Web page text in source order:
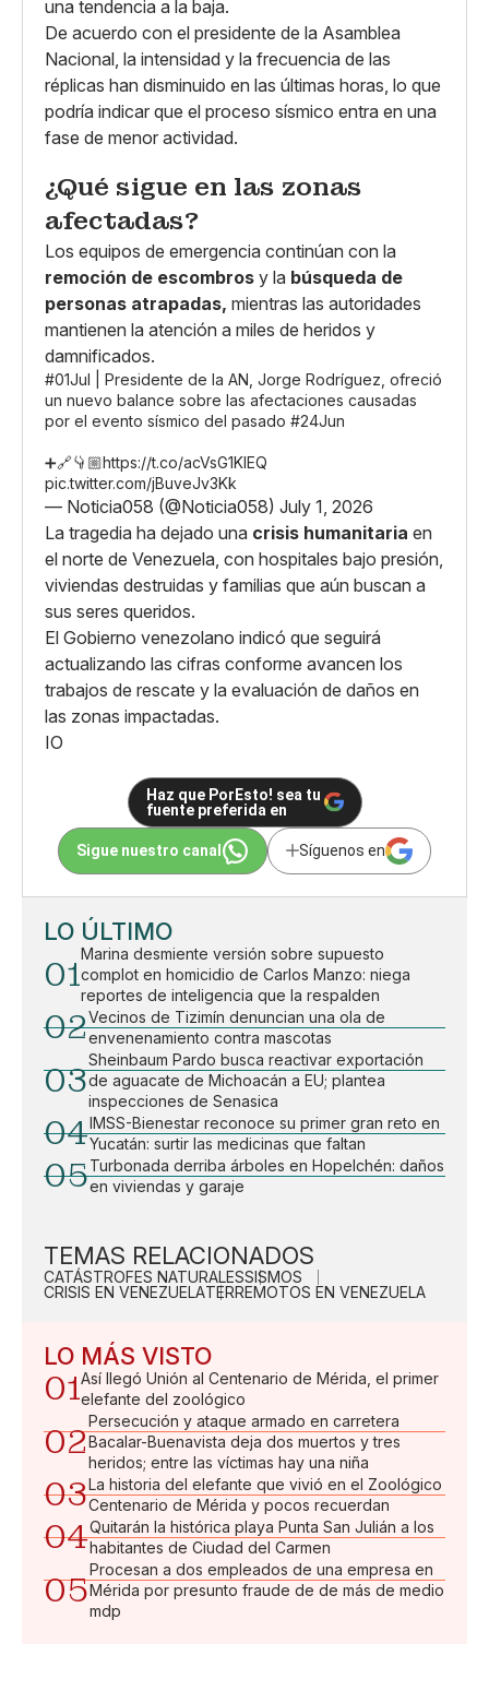
una tendencia a la baja.
De acuerdo con el presidente de la Asamblea
Nacional, la intensidad y la frecuencia de las
réplicas han disminuido en las últimas horas, lo que
podría indicar que el proceso sísmico entra en una
fase de menor actividad.
¿Qué sigue en las zonas
afectadas?
Los equipos de emergencia continúan con la
remoción de escombros y la búsqueda de
personas atrapadas, mientras las autoridades
mantienen la atención a miles de heridos y
damnificados.
#01Jul | Presidente de la AN, Jorge Rodríguez, ofreció
un nuevo balance sobre las afectaciones causadas
por el evento sísmico del pasado #24Jun
➕🔗👇🏼https://t.co/acVsG1KIEQ
pic.twitter.com/jBuveJv3Kk
— Noticia058 (@Noticia058) July 1, 2026
La tragedia ha dejado una crisis humanitaria en
el norte de Venezuela, con hospitales bajo presión,
viviendas destruidas y familias que aún buscan a
sus seres queridos.
El Gobierno venezolano indicó que seguirá
actualizando las cifras conforme avancen los
trabajos de rescate y la evaluación de daños en
las zonas impactadas.
IO
Haz que PorEsto! sea tu
fuente preferida en
Sigue nuestro canal Síguenos en
LO ÚLTIMO
01
Marina desmiente versión sobre supuesto
complot en homicidio de Carlos Manzo: niega
reportes de inteligencia que la respalden
02Vecinos de Tizimín denuncian una ola de
envenenamiento contra mascotas
03
Sheinbaum Pardo busca reactivar exportación
de aguacate de Michoacán a EU; plantea
inspecciones de Senasica
04IMSS-Bienestar reconoce su primer gran reto en
Yucatán: surtir las medicinas que faltan
05Turbonada derriba árboles en Hopelchén: daños
en viviendas y garaje
TEMAS RELACIONADOS
CATÁSTROFES NATURALESSISMOS
CRISIS EN VENEZUELATERREMOTOS EN VENEZUELA
LO MÁS VISTO
01Así llegó Unión al Centenario de Mérida, el primer
elefante del zoológico
02
Persecución y ataque armado en carretera
Bacalar-Buenavista deja dos muertos y tres
heridos; entre las víctimas hay una niña
03La historia del elefante que vivió en el Zoológico
Centenario de Mérida y pocos recuerdan
04Quitarán la histórica playa Punta San Julián a los
habitantes de Ciudad del Carmen
05
Procesan a dos empleados de una empresa en
Mérida por presunto fraude de de más de medio
mdp